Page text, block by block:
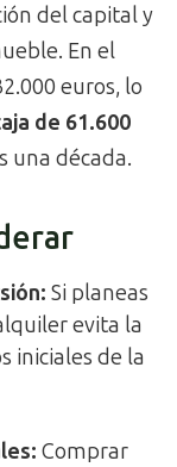
del capital y
En el
euros, lo
de 61.600
una década.
: Si planeas
evita la
iniciales de la
: Comprar